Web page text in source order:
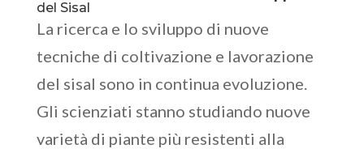
del Sisal
La ricerca e lo sviluppo di nuove
tecniche di coltivazione e lavorazione
del sisal sono in continua evoluzione.
Gli scienziati stanno studiando nuove
varietà di piante più resistenti alla